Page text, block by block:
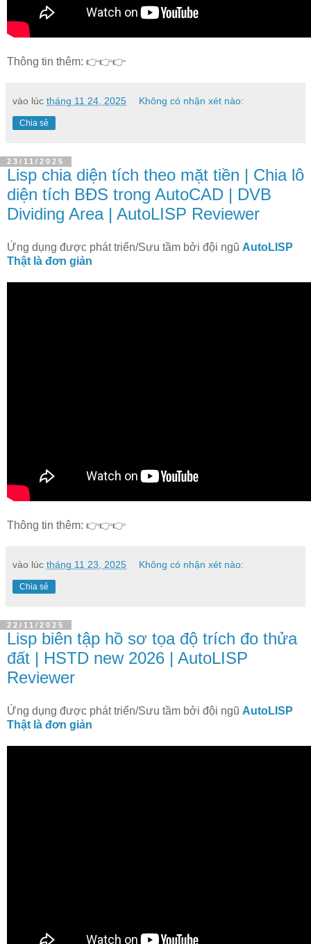
Thông tin thêm: 👉👉👉
vào lúc tháng 11 24, 2025 Không có nhận xét nào:
Chia sẻ
23/11/2025
Lisp chia diện tích theo mặt tiền | Chia lô
diện tích BĐS trong AutoCAD | DVB
Dividing Area | AutoLISP Reviewer
Ứng dụng được phát triển/Sưu tầm bởi đội ngũ AutoLISP
Thật là đơn giản
Thông tin thêm: 👉👉👉
vào lúc tháng 11 23, 2025 Không có nhận xét nào:
Chia sẻ
22/11/2025
Lisp biên tập hồ sơ tọa độ trích đo thửa
đất | HSTD new 2026 | AutoLISP
Reviewer
Ứng dụng được phát triển/Sưu tầm bởi đội ngũ AutoLISP
Thật là đơn giản